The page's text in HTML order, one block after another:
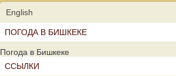
English
ПОГОДА В БИШКЕКЕ
Погода в Бишкеке
ССЫЛКИ